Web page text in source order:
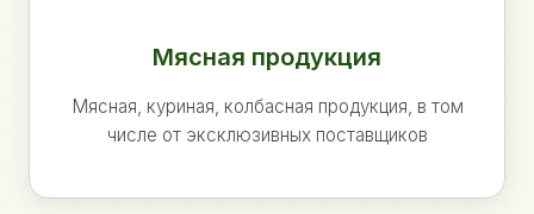
Мясная продукция
Мясная, куриная, колбасная продукция, в том
числе от эксклюзивных поставщиков